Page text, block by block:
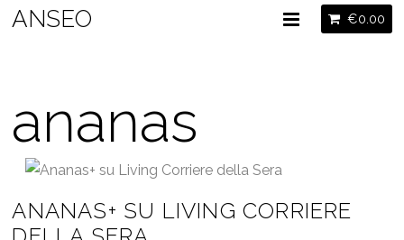
ANSEO €0.00
ananas
ANANAS+ SU LIVING CORRIERE